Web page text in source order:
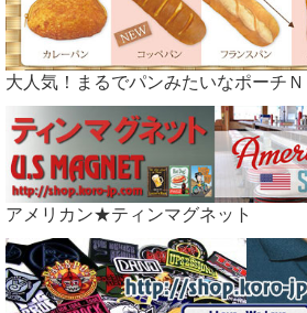
大人気！まるでパンみたいなポーチ
アメリカン★ティンマグネット